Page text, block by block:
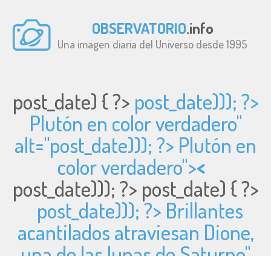
OBSERVATORIO.info
Una imagen diaria del Universo desde 1995
post_date) { ?> post_date))); ?>
Plutón en color verdadero"
alt="post_date))); ?> Plutón en
color verdadero"><
post_date))); ?> post_date) { ?>
post_date))); ?> Brillantes
acantilados atraviesan Dione,